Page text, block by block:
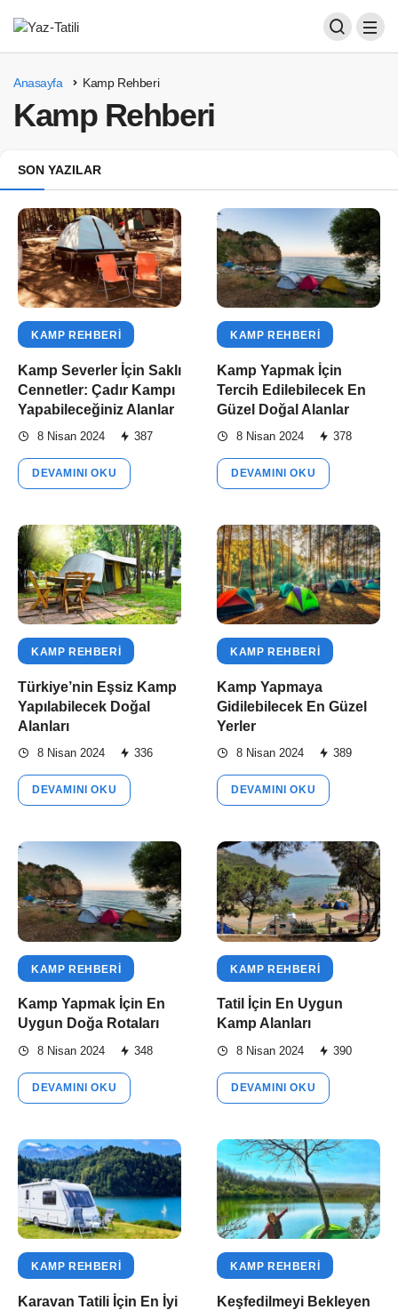
Anasayfa Kamp Rehberi
Kamp Rehberi
SON YAZILAR
KAMP REHBERI
Kamp Severler İçin Saklı
Cennetler: Çadır Kampı
Yapabileceğiniz Alanlar
8 Nisan 2024 387
DEVAMINI OKU
KAMP REHBERI
Kamp Yapmak İçin
Tercih Edilebilecek En
Güzel Doğal Alanlar
8 Nisan 2024 378
DEVAMINI OKU
KAMP REHBERI
Türkiye’nin Eşsiz Kamp
Yapılabilecek Doğal
Alanları
8 Nisan 2024 336
DEVAMINI OKU
KAMP REHBERI
Kamp Yapmaya
Gidilebilecek En Güzel
Yerler
8 Nisan 2024 389
DEVAMINI OKU
KAMP REHBERI
Kamp Yapmak İçin En
Uygun Doğa Rotaları
8 Nisan 2024 348
DEVAMINI OKU
KAMP REHBERI
Tatil İçin En Uygun
Kamp Alanları
8 Nisan 2024 390
DEVAMINI OKU
KAMP REHBERI
Karavan Tatili İçin En İyi
KAMP REHBERI
Keşfedilmeyi Bekleyen